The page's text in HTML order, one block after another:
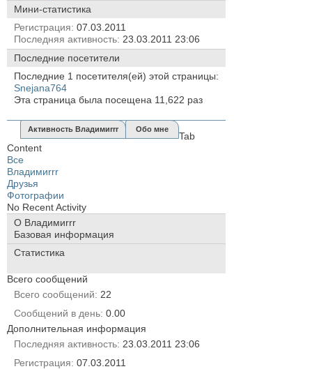
Мини-статистика
Регистрация 07.03.2011
Последняя активность 23.03.2011 23:06
Последние посетители
Последние 1 посетителя(ей) этой страницы:
Snejana764
Эта страница была посещена 11,622 раз
Активность Владимиrrr Обо мне
Tab
Content
Все
Владимиrrr
Друзья
Фотографии
No Recent Activity
О Владимиrrr
Базовая информация
Статистика
Всего сообщений
Всего сообщений
22
Сообщений в день 0.00
Дополнительная информация
Последняя активность 23.03.2011 23:06
Регистрация 07.03.2011